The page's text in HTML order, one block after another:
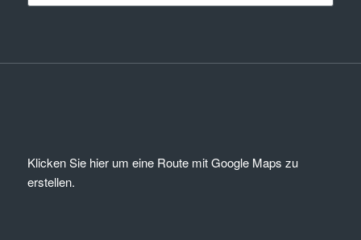
Klicken Sie hier um eine Route mit Google Maps zu
erstellen.